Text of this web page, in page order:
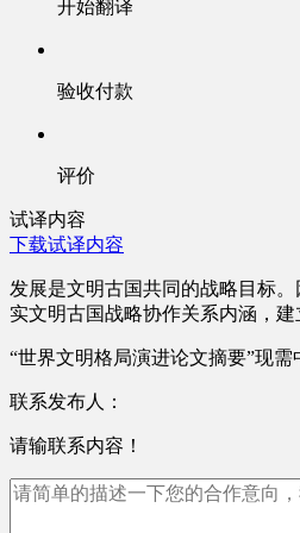
开始翻译
验收付款
评价
试译内容
下载试译内容
发展是文明古国共同的战略目标
实文明古国战略协作关系内涵，
“世界文明格局演进论文摘要”现
联系发布人：
请输联系内容！